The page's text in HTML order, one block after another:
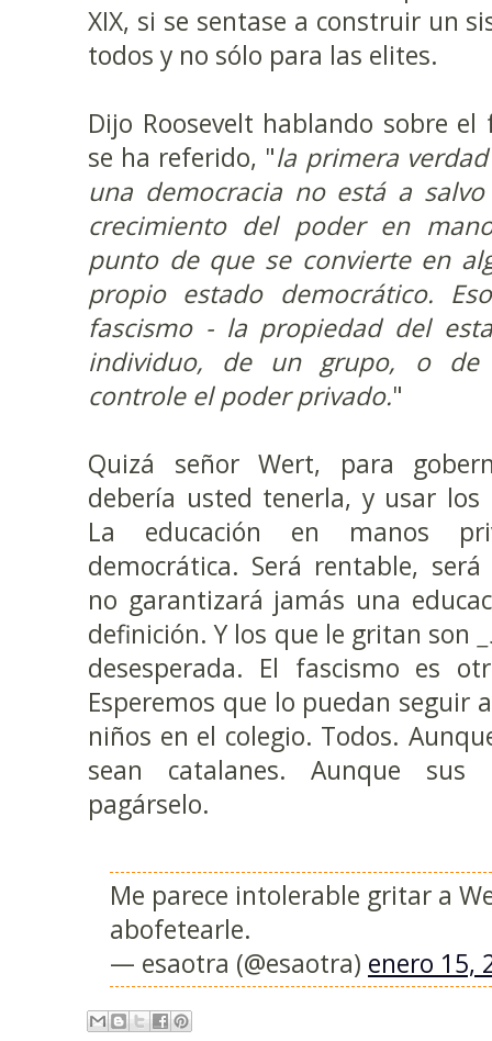
XIX, si se sentase a construir un
todos y no sólo para las elites.
Dijo Roosevelt hablando sobre
se ha referido, "la primera
una democracia no está a
crecimiento del poder en
punto de que se convierte en
propio estado democrático.
fascismo - la propiedad del
individuo, de un grupo, o de
controle el poder privado."
Quizá señor Wert, para
debería usted tenerla, y usar los
La educación en manos
democrática. Será rentable,
no garantizará jamás una
definición. Y los que le gritan son
desesperada. El fascismo es
Esperemos que lo puedan seguir
niños en el colegio. Todos.
sean catalanes. Aunque
pagárselo.
Me parece intolerable gritar a
abofetearle.
— esaotra (@esaotra) enero 15,